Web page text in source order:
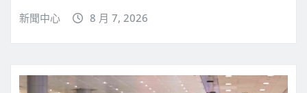
新聞中心 8 月 7, 2026